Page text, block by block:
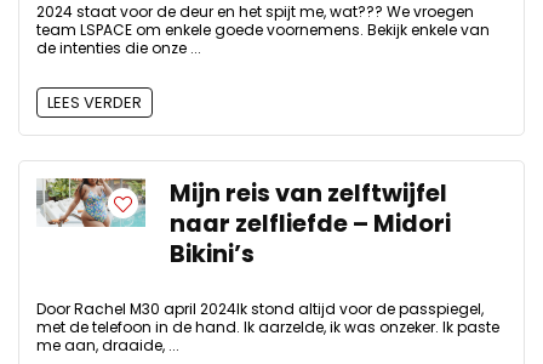
2024 staat voor de deur en het spijt me, wat??? We vroegen
team LSPACE om enkele goede voornemens. Bekijk enkele van
de intenties die onze ...
LEES VERDER
Mijn reis van zelftwijfel
naar zelfliefde – Midori
Bikini’s
Door Rachel M30 april 2024Ik stond altijd voor de passpiegel,
met de telefoon in de hand. Ik aarzelde, ik was onzeker. Ik paste
me aan, draaide, ...